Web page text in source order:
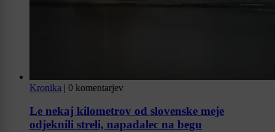
Kronika | 0 komentarjev
Le nekaj kilometrov od slovenske meje
odjeknili streli, napadalec na begu